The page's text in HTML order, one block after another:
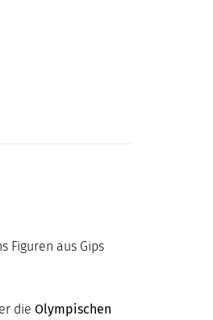
Figuren aus Gips
die Olympischen